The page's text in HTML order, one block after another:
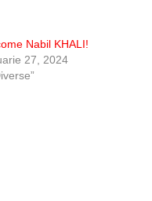
Nabil KHALI!
27, 2024